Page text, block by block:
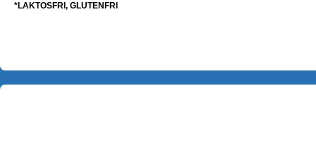
*LAKTOSFRI, GLUTENFRI